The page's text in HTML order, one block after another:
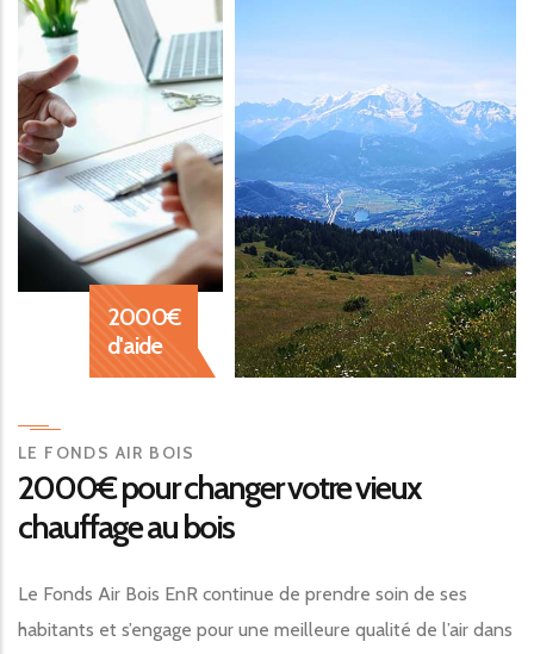
2000€
d'aide
LE FONDS AIR BOIS
2000€pour changer votre vieux
chauffage au bois
Le Fonds Air Bois EnR continue de prendre soin de ses
habitants et s’engage pour une meilleure qualité de l’air dans